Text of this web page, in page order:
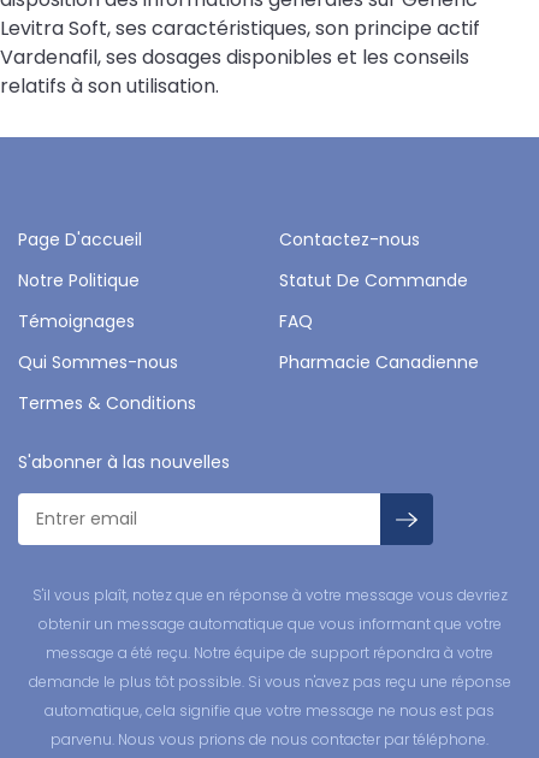
Levitra Soft, ses caractéristiques, son principe actif
Vardenafil, ses dosages disponibles et les conseils
relatifs à son utilisation.
Page D'accueil
Contactez-nous
Notre Politique
Statut De Commande
Témoignages
FAQ
Qui Sommes-nous
Pharmacie Canadienne
Termes & Conditions
S'abonner à las nouvelles
S'il vous plaît, notez que en réponse à votre message vous devriez
obtenir un message automatique que vous informant que votre
message a été reçu. Notre équipe de support répondra à votre
demande le plus tôt possible. Si vous n'avez pas reçu une réponse
automatique, cela signifie que votre message ne nous est pas
parvenu. Nous vous prions de nous contacter par téléphone.